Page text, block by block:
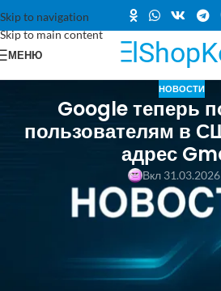
Skip to navigation
Skip to main content
МЕНЮ
НОВОСТИ
Google теперь
пользователям в
адрес
Вкл 31.03.2026
Пользователи, которые имеют доступ к
настройки своего аккаунта Google,
информация" > "Электронная почта" >
аккаунта Google", чтобы увидеть кнопку
почту аккаунта Google". Нажав на эту
изменения имени пользователя.